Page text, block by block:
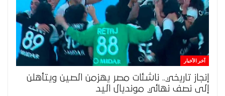
آخر الأخبار
إنجاز تاريخي.. ناشئات مصر يهزمن الصين ويتأهلن
إلى نصف نهائي مونديال اليد